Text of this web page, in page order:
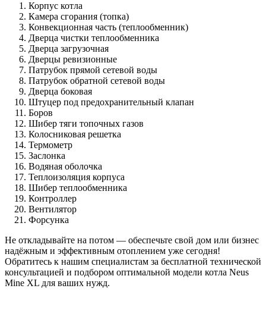
Корпус котла
Камера сгорания (топка)
Конвекционная часть (теплообменник)
Дверца чистки теплообменника
Дверца загрузочная
Дверцы ревизионные
Патрубок прямой сетевой воды
Патрубок обратной сетевой воды
Дверца боковая
Штуцер под предохранительный клапан
Боров
Шибер тяги топочных газов
Колосниковая решетка
Термометр
Заслонка
Водяная оболочка
Теплоизоляция корпуса
Шибер теплообменника
Контроллер
Вентилятор
Форсунка
Не откладывайте на потом — обеспечьте свой дом или бизнес
надёжным и эффективным отоплением уже сегодня!
Обратитесь к нашим специалистам за бесплатной технической
консультацией и подбором оптимальной модели котла Neus
Mine XL для ваших нужд.